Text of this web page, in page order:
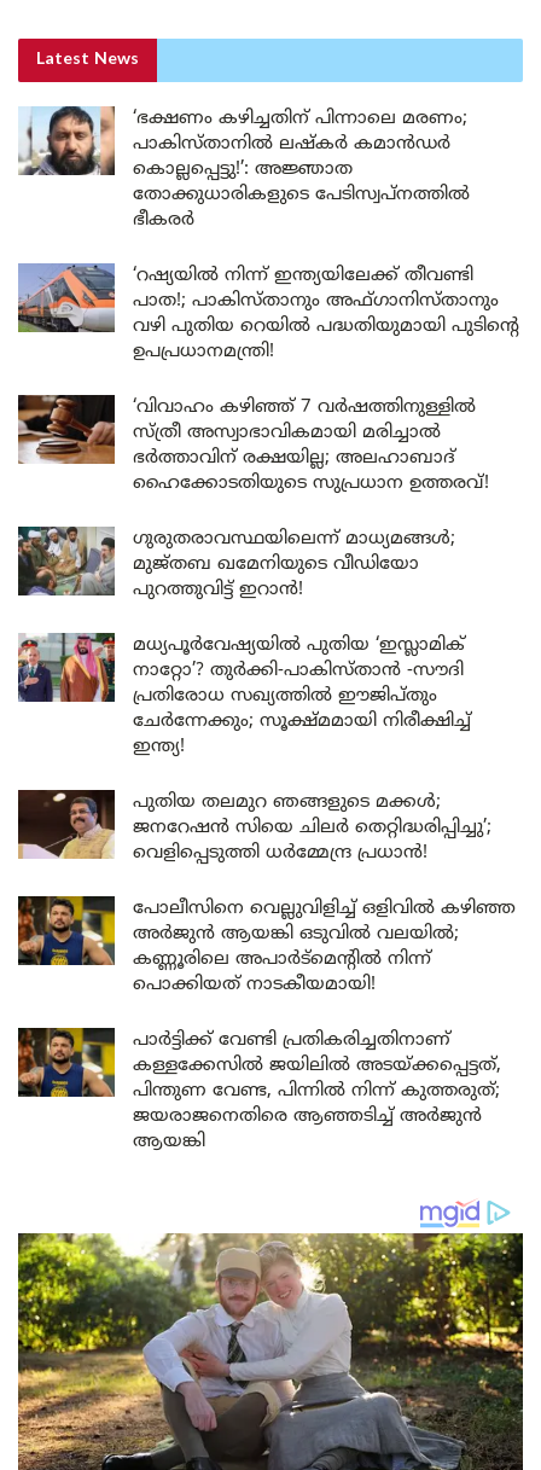
Latest News
‘ഭക്ഷണം കഴിച്ചതിന് പിന്നാലെ മരണം;
പാകിസ്താനിൽ ലഷ്കർ കമാൻഡർ
കൊല്ലപ്പെട്ടു!’: അജ്ഞാത
തോക്കുധാരികളുടെ പേടിസ്വപ്നത്തിൽ
ഭീകരർ
‘റഷ്യയിൽ നിന്ന് ഇന്ത്യയിലേക്ക് തീവണ്ടി
പാത!; പാകിസ്താനും അഫ്ഗാനിസ്താനും
വഴി പുതിയ റെയിൽ പദ്ധതിയുമായി പുടിന്റെ
ഉപപ്രധാനമന്ത്രി!
‘വിവാഹം കഴിഞ്ഞ് 7 വർഷത്തിനുള്ളിൽ
സ്ത്രീ അസ്വാഭാവികമായി മരിച്ചാൽ
ഭർത്താവിന് രക്ഷയില്ല; അലഹാബാദ്
ഹൈക്കോടതിയുടെ സുപ്രധാന ഉത്തരവ്!
ഗുരുതരാവസ്ഥയിലെന്ന് മാധ്യമങ്ങൾ;
മുജ്തബ ഖമേനിയുടെ വീഡിയോ
പുറത്തുവിട്ട് ഇറാൻ!
മധ്യപൂർവേഷ്യയിൽ പുതിയ ‘ഇസ്ലാമിക്
നാറ്റോ’? തുർക്കി-പാകിസ്താൻ -സൗദി
പ്രതിരോധ സഖ്യത്തിൽ ഈജിപ്തും
ചേർന്നേക്കും; സൂക്ഷ്മമായി നിരീക്ഷിച്ച്
ഇന്ത്യ!
പുതിയ തലമുറ ഞങ്ങളുടെ മക്കൾ;
ജനറേഷൻ സിയെ ചിലർ തെറ്റിദ്ധരിപ്പിച്ചു’;
വെളിപ്പെടുത്തി ധർമ്മേന്ദ്ര പ്രധാൻ!
പോലീസിനെ വെല്ലുവിളിച്ച് ഒളിവിൽ കഴിഞ്ഞ
അർജുൻ ആയങ്കി ഒടുവിൽ വലയിൽ;
കണ്ണൂരിലെ അപാർട്മെന്റിൽ നിന്ന്
പൊക്കിയത് നാടകീയമായി!
പാർട്ടിക്ക് വേണ്ടി പ്രതികരിച്ചതിനാണ്
കള്ളക്കേസിൽ ജയിലിൽ അടയ്ക്കപ്പെട്ടത്,
പിന്തുണ വേണ്ട, പിന്നിൽ നിന്ന് കുത്തരുത്;
ജയരാജനെതിരെ ആഞ്ഞടിച്ച് അർജുൻ
ആയങ്കി